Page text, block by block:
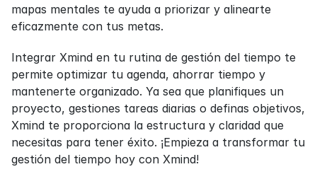
mapas mentales te ayuda a priorizar y alinearte
eficazmente con tus metas.
Integrar Xmind en tu rutina de gestión del tiempo te
permite optimizar tu agenda, ahorrar tiempo y
mantenerte organizado. Ya sea que planifiques un
proyecto, gestiones tareas diarias o definas objetivos,
Xmind te proporciona la estructura y claridad que
necesitas para tener éxito. ¡Empieza a transformar tu
gestión del tiempo hoy con Xmind!